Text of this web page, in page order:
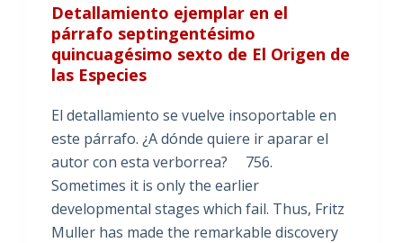
Detallamiento ejemplar en el
párrafo septingentésimo
quincuagésimo sexto de El Origen de
las Especies
El detallamiento se vuelve insoportable en
este párrafo. ¿A dónde quiere ir aparar el
autor con esta verborrea? 756.
Sometimes it is only the earlier
developmental stages which fail. Thus, Fritz
Muller has made the remarkable discovery